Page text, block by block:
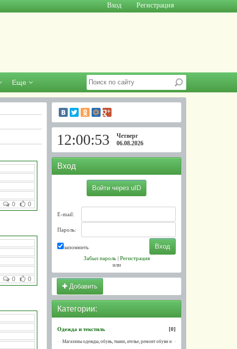
Регистрация
Вход
Еще
0 0
0 0
12:00:53
Четверг
06.08.2026
Вход
Войти через uID
E-mail:
Пароль:
запомнить
Забыл пароль| Регистрация
или
Добавить
Категории:
Одежда и текстиль [0]
Магазины одежды, обувь, ткани, ателье, ремонт обуви и